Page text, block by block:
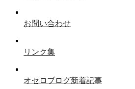
お問い合わせ
リンク集
オセロブログ新着記事